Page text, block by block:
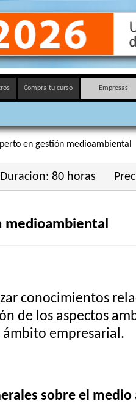
Compra tu curso Empresas
en gestión medioambiental
Duracion: 80 horas
medioambiental
conocimientos
de los aspectos
empresarial.
sobre el